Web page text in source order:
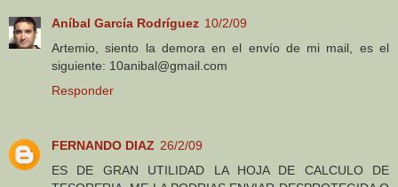
Aníbal García Rodríguez 10/2/09
Artemio, siento la demora en el envío de mi mail, es el
siguiente: 10anibal@gmail.com
Responder
FERNANDO DIAZ 26/2/09
ES DE GRAN UTILIDAD LA HOJA DE CALCULO DE